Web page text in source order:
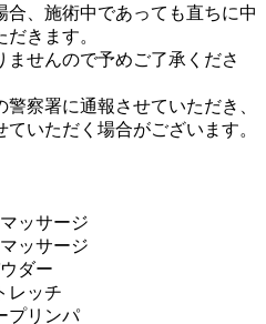
、施術中であっても直ちに中
きます。
せんので予めご了承くださ
察署に通報させていただき、
いただく場合がございます。
ッサージ
ッサージ
ダー
レッチ
プリンパ